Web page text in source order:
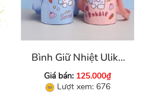
Bình Giữ Nhiệt Ulike
850 Ml
Giá bán: 125.000₫
Lượt xem: 676